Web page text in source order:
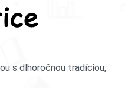
s dlhoročnou tradíciou,